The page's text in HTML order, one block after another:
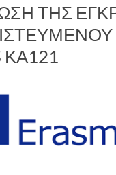
ΤΗΣ
ΚΑ121